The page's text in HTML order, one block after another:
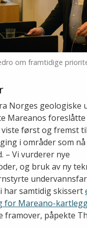
om framtidige
Norges geologiske
Mareanos
først og fremst til
i områder som
– Vi vurderer nye
og bruk av ny
har samtidig skissert
for Mareano-
framover, påpekte